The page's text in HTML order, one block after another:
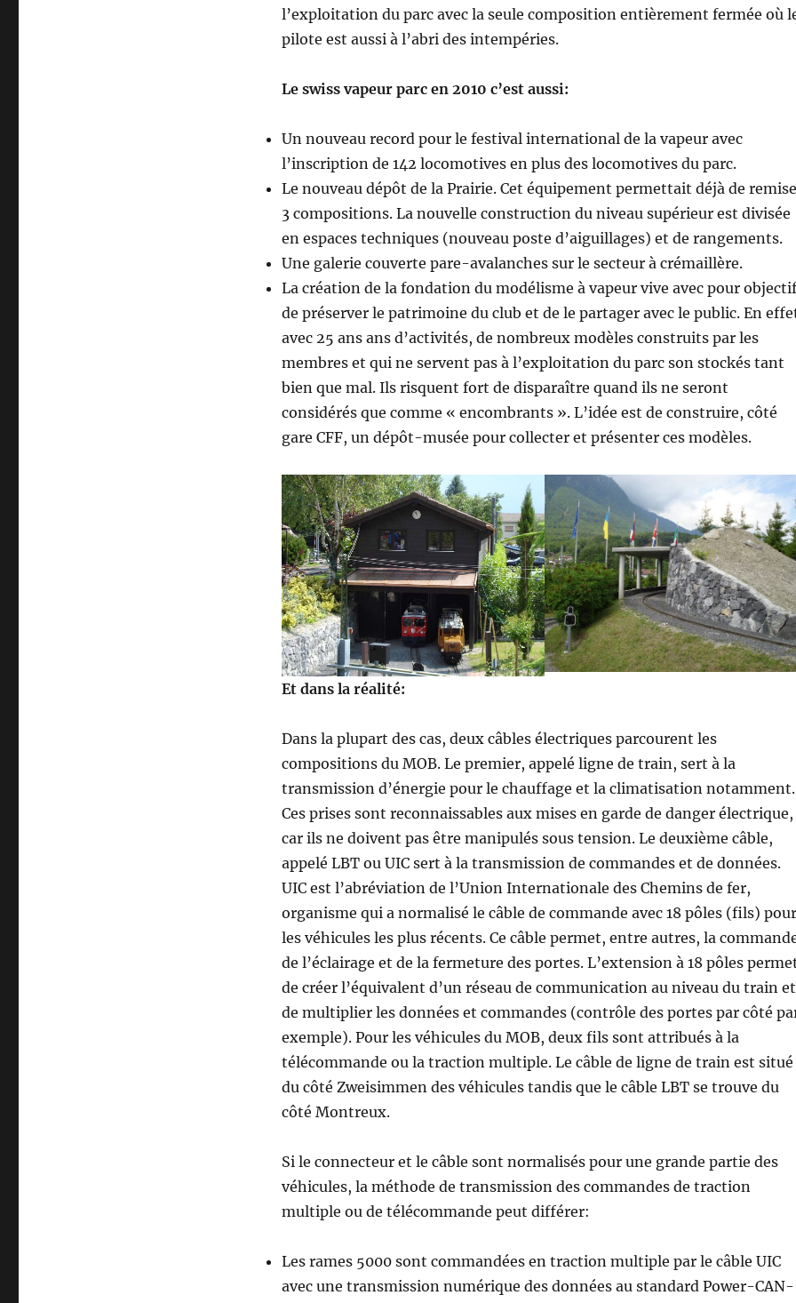
l’exploitation du parc avec la seule composition entièrement fermée où
pilote est aussi à l’abri des intempéries.
Le swiss vapeur parc en 2010 c’est aussi:
Un nouveau record pour le festival international de la vapeur avec
l’inscription de 142 locomotives en plus des locomotives du parc.
Le nouveau dépôt de la Prairie. Cet équipement permettait déjà de
3 compositions. La nouvelle construction du niveau supérieur est divisée
en espaces techniques (nouveau poste d’aiguillages) et de rangements.
Une galerie couverte pare-avalanches sur le secteur à crémaillère.
La création de la fondation du modélisme à vapeur vive avec pour
de préserver le patrimoine du club et de le partager avec le public. En
avec 25 ans ans d’activités, de nombreux modèles construits par les
membres et qui ne servent pas à l’exploitation du parc son stockés tant
bien que mal. Ils risquent fort de disparaître quand ils ne seront
considérés que comme « encombrants ». L’idée est de construire, côté
gare CFF, un dépôt-musée pour collecter et présenter ces modèles.
Et dans la réalité:
Dans la plupart des cas, deux câbles électriques parcourent les
compositions du MOB. Le premier, appelé ligne de train, sert à la
transmission d’énergie pour le chauffage et la climatisation notamment.
Ces prises sont reconnaissables aux mises en garde de danger électrique,
car ils ne doivent pas être manipulés sous tension. Le deuxième câble,
appelé LBT ou UIC sert à la transmission de commandes et de données.
UIC est l’abréviation de l’Union Internationale des Chemins de fer,
organisme qui a normalisé le câble de commande avec 18 pôles (fils) pour
les véhicules les plus récents. Ce câble permet, entre autres, la
de l’éclairage et de la fermeture des portes. L’extension à 18 pôles
de créer l’équivalent d’un réseau de communication au niveau du train et
de multiplier les données et commandes (contrôle des portes par côté
exemple). Pour les véhicules du MOB, deux fils sont attribués à la
télécommande ou la traction multiple. Le câble de ligne de train est situé
du côté Zweisimmen des véhicules tandis que le câble LBT se trouve du
côté Montreux.
Si le connecteur et le câble sont normalisés pour une grande partie des
véhicules, la méthode de transmission des commandes de traction
multiple ou de télécommande peut différer:
Les rames 5000 sont commandées en traction multiple par le câble UIC
avec une transmission numérique des données au standard Power-CAN-